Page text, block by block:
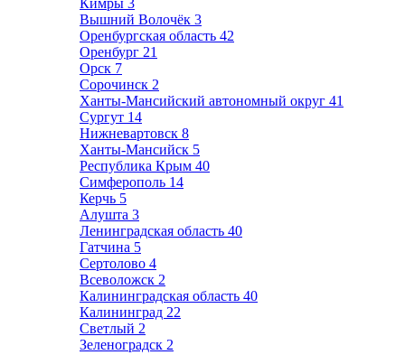
Кимры 3
Вышний Волочёк 3
Оренбургская область 42
Оренбург 21
Орск 7
Сорочинск 2
Ханты-Мансийский автономный округ 41
Сургут 14
Нижневартовск 8
Ханты-Мансийск 5
Республика Крым 40
Симферополь 14
Керчь 5
Алушта 3
Ленинградская область 40
Гатчина 5
Сертолово 4
Всеволожск 2
Калининградская область 40
Калининград 22
Светлый 2
Зеленоградск 2